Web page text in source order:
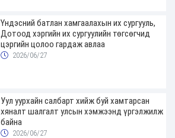
Үндэсний батлан хамгаалахын их сургууль,
Дотоод хэргийн их сургуулийн төгсөгчид
цэргийн цолоо гардаж авлаа
2026/06/27
Уул уурхайн салбарт хийж буй хамтарсан
хяналт шалгалт улсын хэмжээнд үргэлжилж
байна
2026/06/27